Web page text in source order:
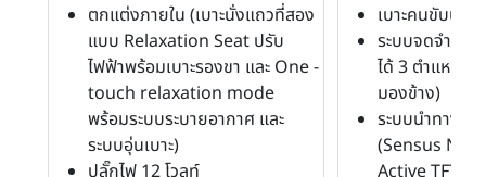
ตกแต่งภายใน (เบาะนั่งแถวที่สอง
แบบ Relaxation Seat ปรับ
ไฟฟ้าพร้อมเบาะรองขา และ One -
touch relaxation mode
พร้อมระบบระบายอากาศ และ
ระบบอุ่นเบาะ)
ปลั๊กไฟ 12 โวลท์
เบาะคนขับปรับ
ระบบจดจำปรั
ได้ 3 ตำแหน่ง,
มองข้าง)
ระบบนำทาง
(Sensus
Active TFT